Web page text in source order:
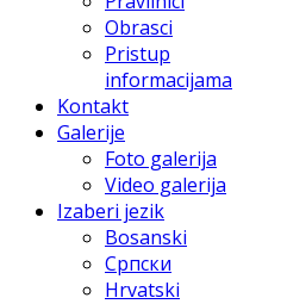
Obrasci
Pristup
informacijama
Kontakt
Galerije
Foto galerija
Video galerija
Izaberi jezik
Bosanski
Српски
Hrvatski